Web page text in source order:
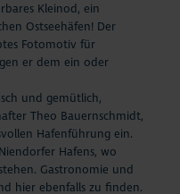
Kleinod, ein
Ostseehäfen! Der
Fotomotiv für
er dem ein oder
und gemütlich,
Theo Bauernschmidt,
Hafenführung ein.
Hafens, wo
Gastronomie und
hier ebenfalls zu finden.